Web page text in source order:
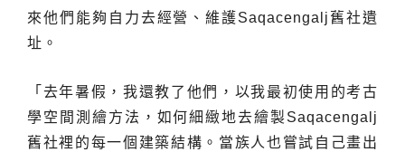
來他們能夠自力去經營、維護Saqacengalj舊社遺
址。
「去年暑假，我還教了他們，以我最初使用的考古
學空間測繪方法，如何細緻地去繪製Saqacengalj
舊社裡的每一個建築結構。當族人也嘗試自己畫出